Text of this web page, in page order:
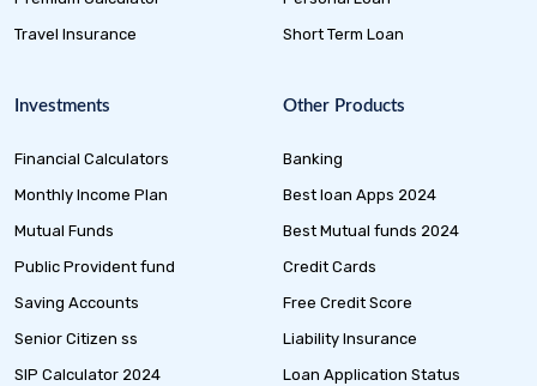
Travel Insurance
Short Term Loan
Investments
Financial Calculators
Monthly Income Plan
Mutual Funds
Public Provident fund
Saving Accounts
Senior Citizen ss
SIP Calculator 2024
Other Products
Banking
Best loan Apps 2024
Best Mutual funds 2024
Credit Cards
Free Credit Score
Liability Insurance
Loan Application Status